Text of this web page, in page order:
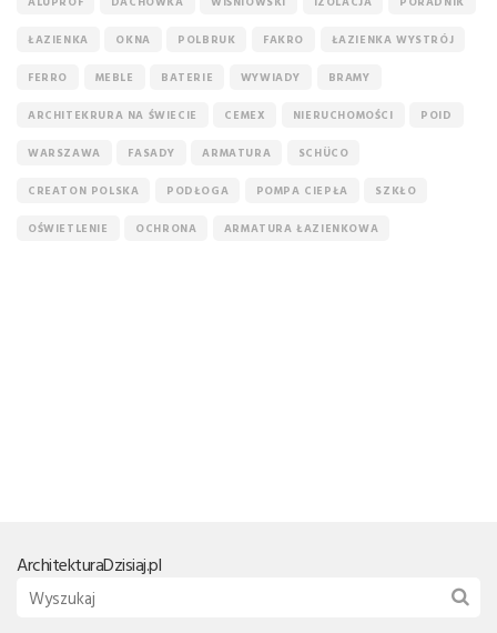
ŁAZIENKA OKNA POLBRUK FAKRO ŁAZIENKA WYSTRÓJ
FERRO MEBLE BATERIE WYWIADY BRAMY
ARCHITEKRURA NA ŚWIECIE CEMEX NIERUCHOMOŚCI POID
WARSZAWA FASADY ARMATURA SCHÜCO
CREATON POLSKA PODŁOGA POMPA CIEPŁA SZKŁO
OŚWIETLENIE OCHRONA ARMATURA ŁAZIENKOWA
ArchitekturaDzisiaj.pl